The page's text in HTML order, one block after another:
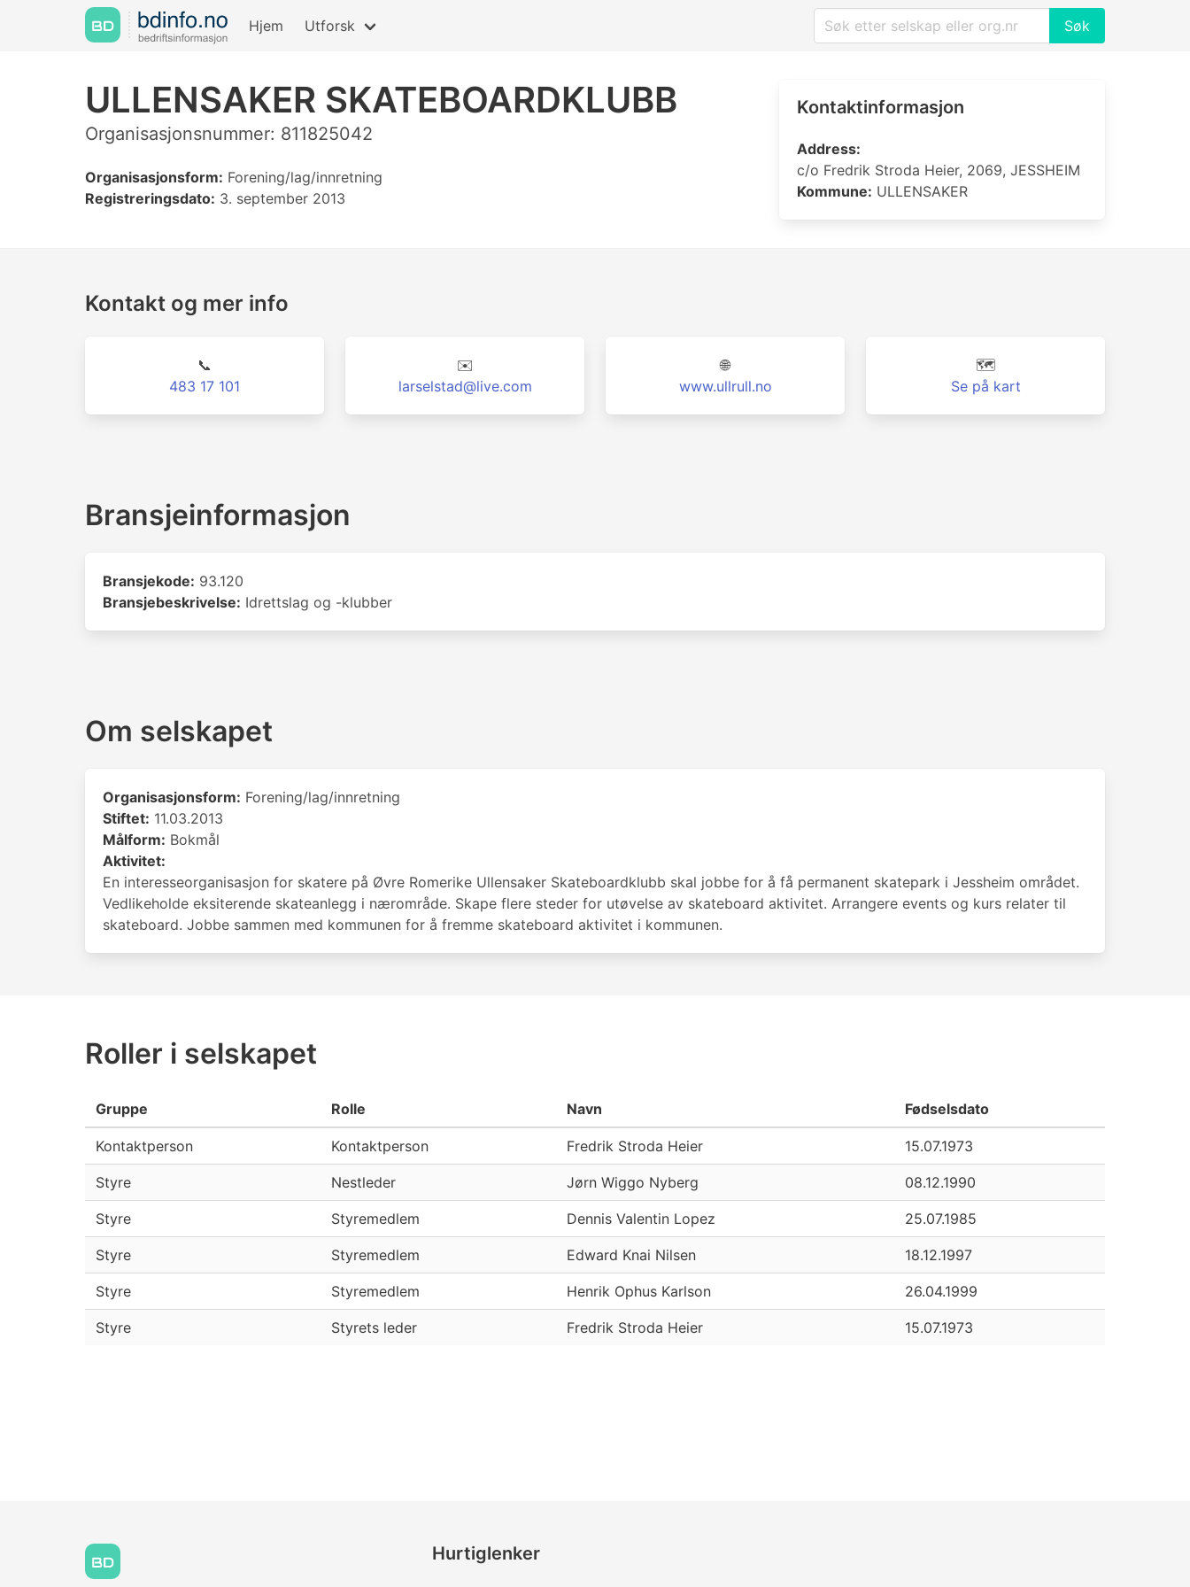
Hjem Utforsk Søk
ULLENSAKER SKATEBOARDKLUBB
Organisasjonsnummer: 811825042
Organisasjonsform: Forening/lag/innretning
Registreringsdato: 3. september 2013
Kontaktinformasjon
Address:
c/o Fredrik Stroda Heier, 2069, JESSHEIM
Kommune: ULLENSAKER
Kontakt og mer info
📞
483 17 101
✉️
larselstad@live.com
🌐
www.ullrull.no
🗺️
Se på kart
Bransjeinformasjon
Bransjekode: 93.120
Bransjebeskrivelse: Idrettslag og -klubber
Om selskapet
Organisasjonsform: Forening/lag/innretning
Stiftet: 11.03.2013
Målform: Bokmål
Aktivitet:
En interesseorganisasjon for skatere på Øvre Romerike Ullensaker Skateboardklubb skal jobbe for å få permanent skatepark i Jessheim området.
Vedlikeholde eksiterende skateanlegg i nærområde. Skape flere steder for utøvelse av skateboard aktivitet. Arrangere events og kurs relater til
skateboard. Jobbe sammen med kommunen for å fremme skateboard aktivitet i kommunen.
Roller i selskapet
Gruppe Rolle Navn Fødselsdato
Kontaktperson Kontaktperson Fredrik Stroda Heier 15.07.1973
Styre Nestleder Jørn Wiggo Nyberg 08.12.1990
Styre Styremedlem Dennis Valentin Lopez 25.07.1985
Styre Styremedlem Edward Knai Nilsen 18.12.1997
Styre Styremedlem Henrik Ophus Karlson 26.04.1999
Styre Styrets leder Fredrik Stroda Heier 15.07.1973
Hurtiglenker